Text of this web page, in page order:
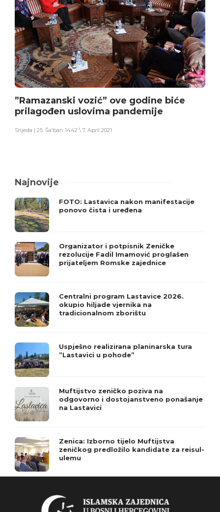
”Ramazanski vozić” ove godine biće
prilagođen uslovima pandemije
Srijeda | 25. Ša'ban 1442 \ 7. April 2021
Najnovije
FOTO: Lastavica nakon manifestacije
ponovo čista i uređena
Organizator i potpisnik Zeničke
rezolucije Fadil Imamović proglašen
prijateljem Romske zajednice
Centralni program Lastavice 2026.
okupio hiljade vjernika na
tradicionalnom zborištu
Uspješno realizirana planinarska tura
”Lastavici u pohode”
Muftijstvo zeničko poziva na
odgovorno i dostojanstveno ponašanje
na Lastavici
Zenica: Izborno tijelo Muftijstva
zeničkog predložilo kandidate za reisul-
ulemu